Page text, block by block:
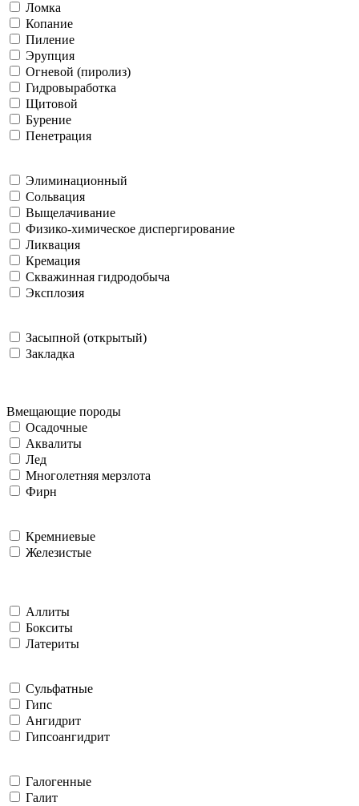
Ломка
Копание
Пиление
Эрупция
Огневой (пиролиз)
Гидровыработка
Щитовой
Бурение
Пенетрация
Элиминационный
Сольвация
Выщелачивание
Физико-химическое диспергирование
Ликвация
Кремация
Скважинная гидродобыча
Эксплозия
Засыпной (открытый)
Закладка
Вмещающие породы
Осадочные
Аквалиты
Лед
Многолетняя мерзлота
Фирн
Кремниевые
Железистые
Аллиты
Бокситы
Латериты
Сульфатные
Гипс
Ангидрит
Гипсоангидрит
Галогенные
Галит